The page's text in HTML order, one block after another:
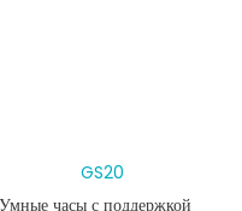
GS20
Умные часы с поддержкой